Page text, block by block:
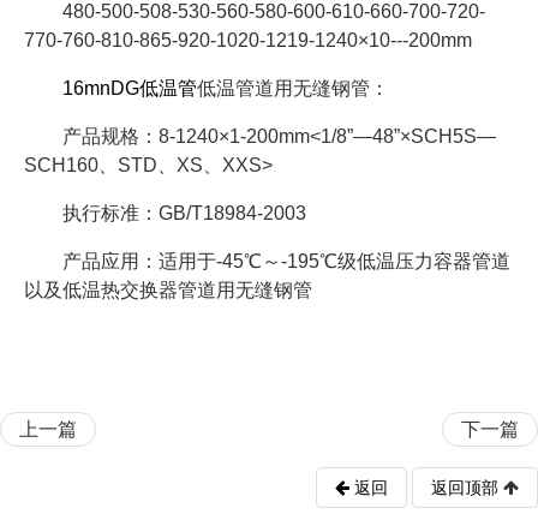
480-500-508-530-560-580-600-610-660-700-720-
770-760-810-865-920-1020-1219-1240×10---200mm
16mnDG低温管低温管道用无缝钢管：
产品规格：8-1240×1-200mm<1/8”—48”×SCH5S—
SCH160、STD、XS、XXS>
执行标准：GB/T18984-2003
产品应用：适用于-45℃～-195℃级低温压力容器管道
以及低温热交换器管道用无缝钢管
上一篇 下一篇
返回 返回顶部